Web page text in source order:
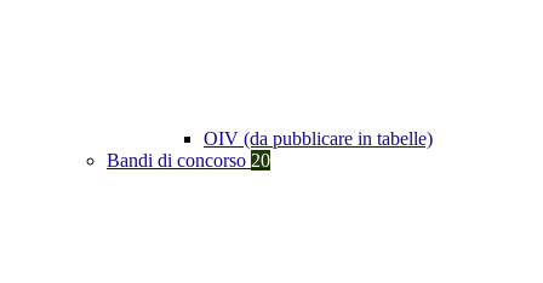
OIV (da pubblicare in tabelle)
Bandi di concorso 20